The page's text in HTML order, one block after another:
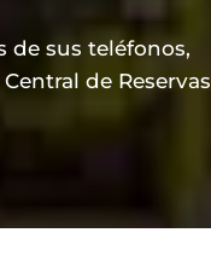
de sus teléfonos,
de Reservas